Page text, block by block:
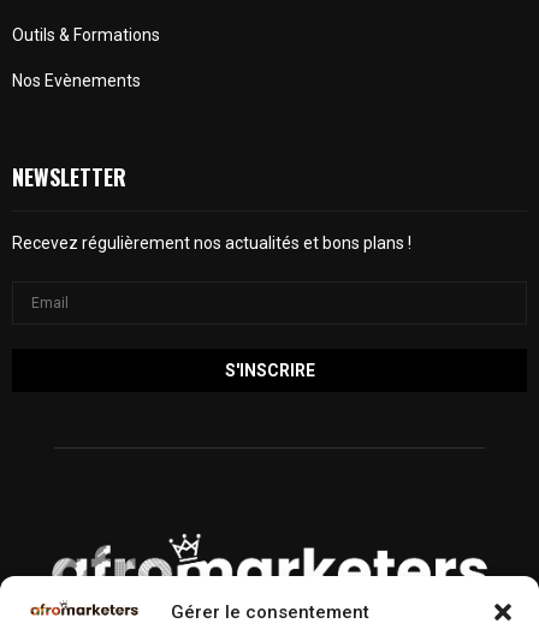
Gérer le consentement
Outils & Formations
Nos Evènements
NEWSLETTER
Recevez régulièrement nos actualités et bons plans !